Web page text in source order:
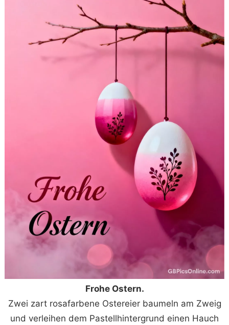
Frohe Ostern.
Zwei zart rosafarbene Ostereier baumeln am Zweig
und verleihen dem Pastellhintergrund einen Hauch